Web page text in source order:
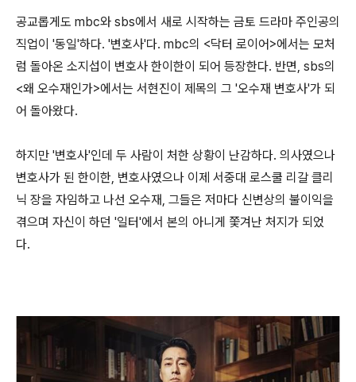
공교롭게도 mbc와 sbs에서 새로 시작하는 금토 드라마 주인공의
직업이 '동일'하다. '변호사'다. mbc의 <닥터 로이어>에서는 모처
럼 돌아온 소지섭이 변호사 한이한이 되어 등장한다. 반면, sbs의
<왜 오수재인가>에서는 서현진이 제목의 그 '오수재 변호사'가 되
어 돌아왔다.
하지만 '변호사'인데 두 사람이 처한 상황이 난감하다. 의사였으나
변호사가 된 한이한, 변호사였으나 이제 서중대 로스쿨 리갈 클리
닉 장을 자임하고 나선 오수재, 그들은 저마다 신변상의 불이익을
겪으며 자신이 하던 '일터'에서 본의 아니게 쫓겨난 처지가 되었
다.